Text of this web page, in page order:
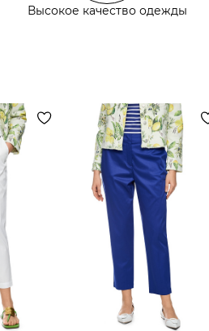
Высокое качество одежды